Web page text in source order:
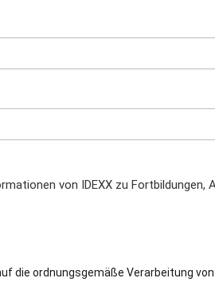
von IDEXX zu Fortbildungen,
die ordnungsgemäße Verarbeitung